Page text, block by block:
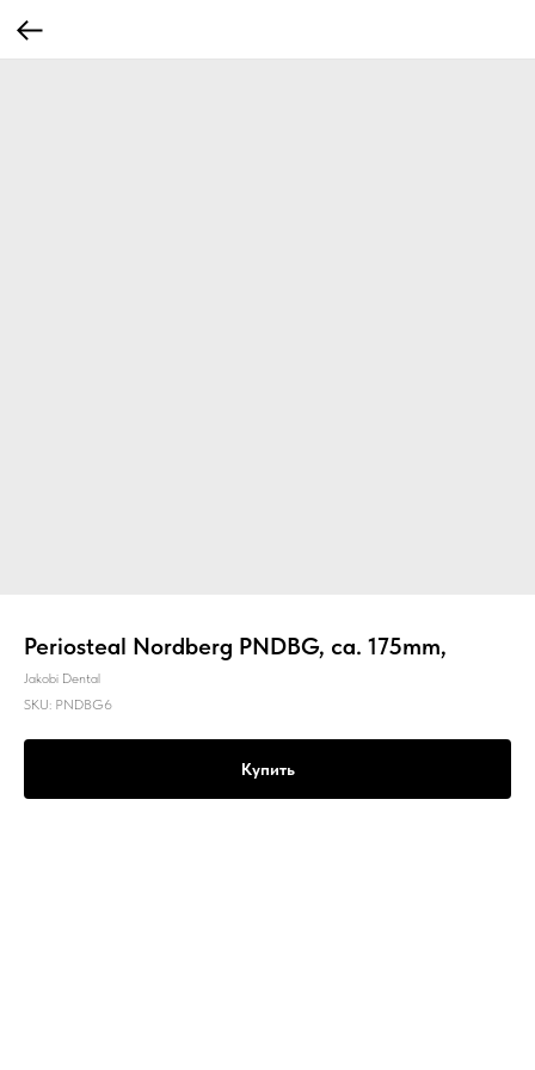
Periosteal Nordberg PNDBG, ca. 175mm,
Jakobi Dental
SKU: PNDBG6
Купить